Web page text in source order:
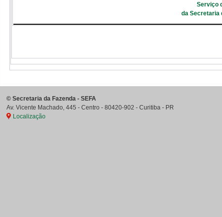
Serviço
da Secretaria
© Secretaria da Fazenda - SEFA
Av. Vicente Machado, 445 - Centro - 80420-902 - Curitiba - PR
Localização